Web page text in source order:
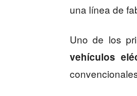
una línea de
Uno de los
vehículos